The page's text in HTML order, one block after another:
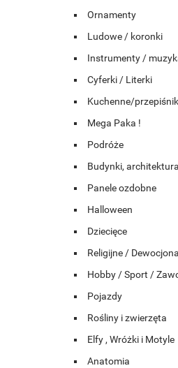
Ornamenty
Ludowe / koronki
Instrumenty /
Cyferki / Literki
Kuchenne/
Mega Paka !
Podróże
Budynki, architektura
Panele ozdobne
Halloween
Dziecięce
Religijne /
Hobby / Sport /
Pojazdy
Rośliny i zwierzęta
Elfy , Wróżki i Motyle
Anatomia